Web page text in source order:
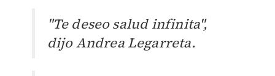
"Te deseo salud infinita",
dijo Andrea Legarreta.